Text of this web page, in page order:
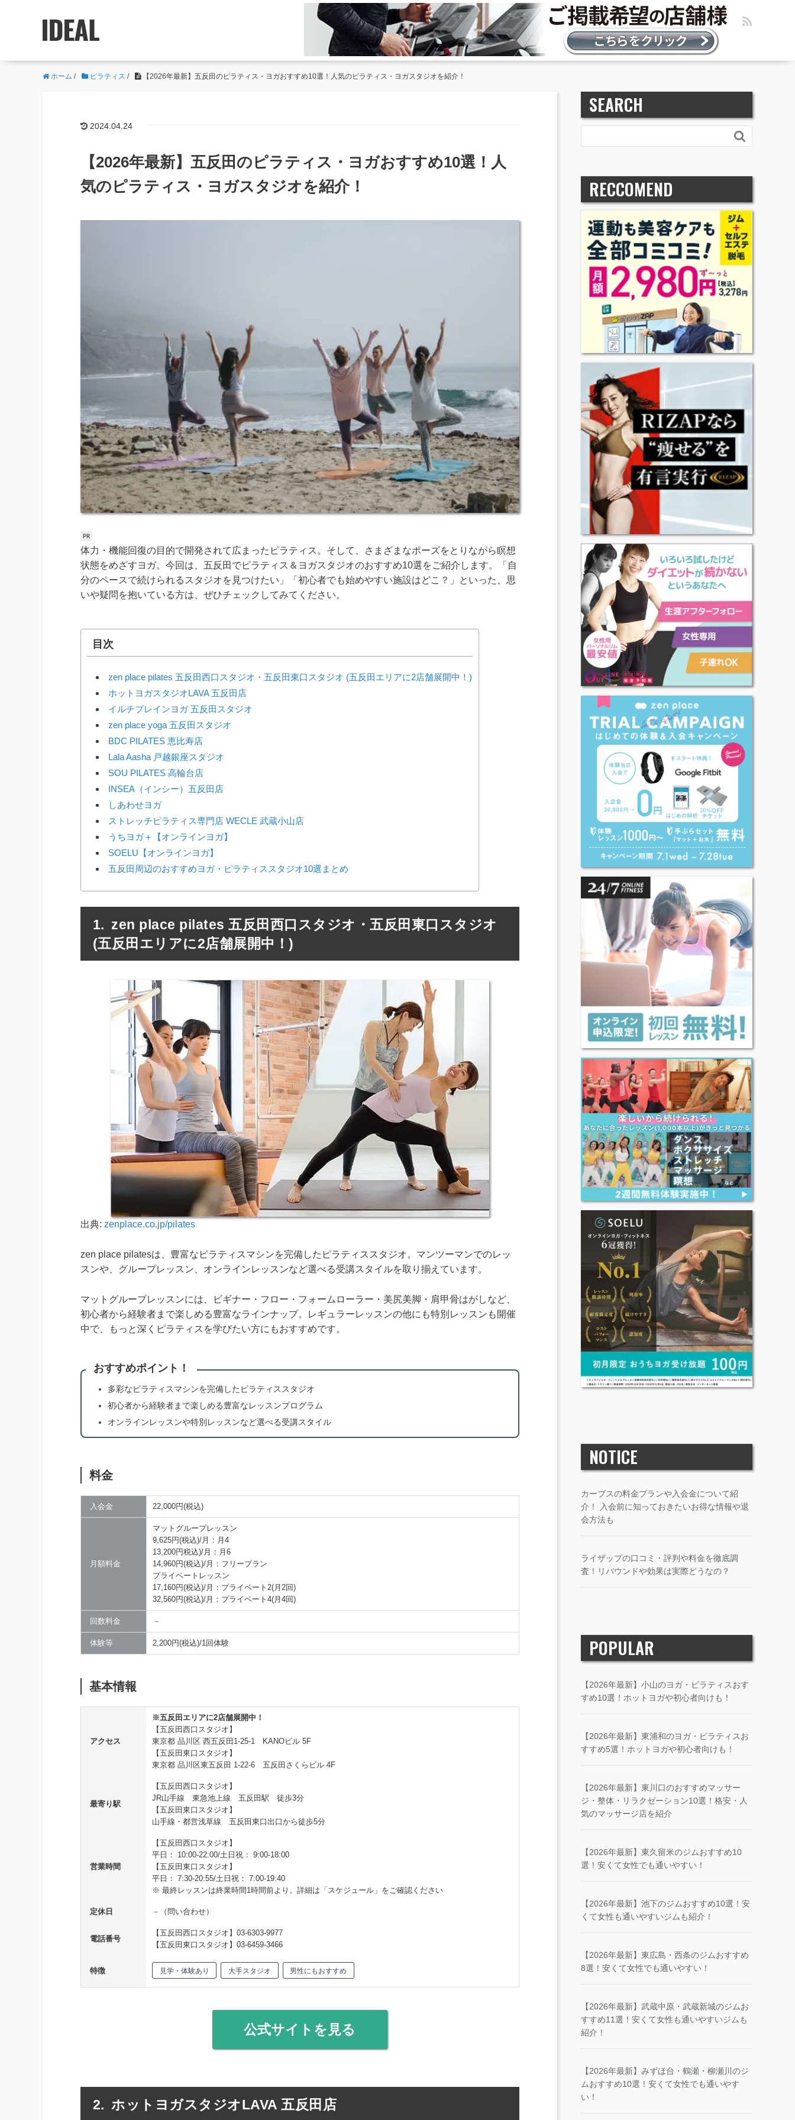
ホーム / ピラティス / 【2026年最新】五反田のピラティス・ヨガおすすめ10選！人気のピラティス・ヨガスタジオを紹介！
2024.04.24
【2026年最新】五反田のピラティス・ヨガおすすめ10選！人
気のピラティス・ヨガスタジオを紹介！
体力・機能回復の目的で開発されて広まったピラティス。そして、さまざまなポーズをとりながら瞑想
状態をめざすヨガ。今回は、五反田でピラティス＆ヨガスタジオのおすすめ10選をご紹介します。「自
分のペースで続けられるスタジオを見つけたい」「初心者でも始めやすい施設はどこ？」といった、思
いや疑問を抱いている方は、ぜひチェックしてみてください。
目次
zen place pilates 五反田西口スタジオ・五反田東口スタジオ (五反田エリアに2店舗展開中！)
ホットヨガスタジオLAVA 五反田店
イルチブレインヨガ 五反田スタジオ
zen place yoga 五反田スタジオ
BDC PILATES 恵比寿店
Lala Aasha 戸越銀座スタジオ
SOU PILATES 高輪台店
INSEA（インシー）五反田店
しあわせヨガ
ストレッチピラティス専門店 WECLE 武蔵小山店
うちヨガ＋【オンラインヨガ】
SOELU【オンラインヨガ】
五反田周辺のおすすめヨガ・ピラティススタジオ10選まとめ
zen place pilates 五反田西口スタジオ・五反田東口スタジオ
(五反田エリアに2店舗展開中！)
出典: zenplace.co.jp/pilates
zen place pilatesは、豊富なピラティスマシンを完備したピラティススタジオ。マンツーマンでのレッ
スンや、グループレッスン、オンラインレッスンなど選べる受講スタイルを取り揃えています。
マットグループレッスンには、ビギナー・フロー・フォームローラー・美尻美脚・肩甲骨はがしなど、
初心者から経験者まで楽しめる豊富なラインナップ。レギュラーレッスンの他にも特別レッスンも開催
中で、もっと深くピラティスを学びたい方にもおすすめです。
おすすめポイント！
多彩なピラティスマシンを完備したピラティススタジオ
初心者から経験者まで楽しめる豊富なレッスンプログラム
オンラインレッスンや特別レッスンなど選べる受講スタイル
料金
入会金 22,000円(税込)
月額料金
マットグループレッスン
9,625円(税込)/月：月4
13,200円税込)/月：月6
14,960円(税込)/月：フリープラン
プライベートレッスン
17,160円(税込)/月：プライベート2(月2回)
32,560円(税込)/月：プライベート4(月4回)
回数料金 －
体験等 2,200円(税込)/1回体験
基本情報
アクセス
※五反田エリアに2店舗展開中！
【五反田西口スタジオ】
東京都 品川区 西五反田1-25-1 KANOビル 5F
【五反田東口スタジオ】
東京都 品川区東五反田 1-22-6 五反田さくらビル 4F
最寄り駅
【五反田西口スタジオ】
JR山手線 東急池上線 五反田駅 徒歩3分
【五反田東口スタジオ】
山手線・都営浅草線 五反田東口出口から徒歩5分
営業時間
【五反田西口スタジオ】
平日： 10:00-22:00/土日祝： 9:00-18:00
【五反田東口スタジオ】
平日： 7:30-20:55/土日祝： 7:00-19:40
※ 最終レッスンは終業時間1時間前より。詳細は「スケジュール」をご確認ください
定休日 －（問い合わせ）
電話番号
【五反田西口スタジオ】03-6303-9977
【五反田東口スタジオ】03-6459-3466
特徴 見学・体験あり 大手スタジオ 男性にもおすすめ
公式サイトを見る
ホットヨガスタジオLAVA 五反田店
SEARCH

RECCOMEND
NOTICE
カーブスの料金プランや入会金について紹
介！ 入会前に知っておきたいお得な情報や退
会方法も
ライザップの口コミ・評判や料金を徹底調
査！リバウンドや効果は実際どうなの？
POPULAR
【2026年最新】小山のヨガ・ピラティスおす
すめ10選！ホットヨガや初心者向けも！
【2026年最新】東浦和のヨガ・ピラティスお
すすめ5選！ホットヨガや初心者向けも！
【2026年最新】東川口のおすすめマッサー
ジ・整体・リラクゼーション10選！格安・人
気のマッサージ店を紹介
【2026年最新】東久留米のジムおすすめ10
選！安くて女性でも通いやすい！
【2026年最新】池下のジムおすすめ10選！安
くて女性も通いやすいジムも紹介！
【2026年最新】東広島・西条のジムおすすめ
8選！安くて女性でも通いやすい！
【2026年最新】武蔵中原・武蔵新城のジムお
すすめ11選！安くて女性も通いやすいジムも
紹介！
【2026年最新】みずほ台・鶴瀬・柳瀬川のジ
ムおすすめ10選！安くて女性でも通いやす
い！